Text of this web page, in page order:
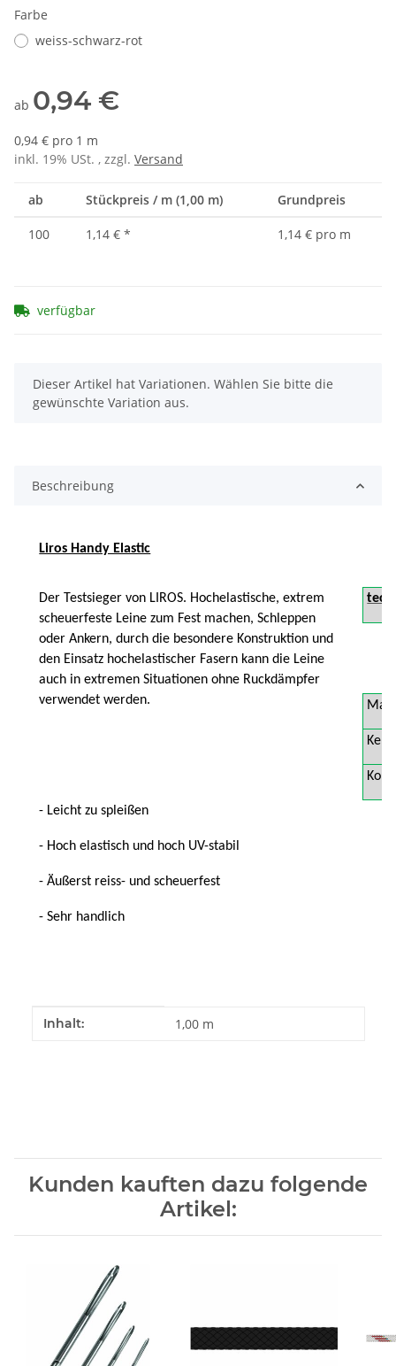
Farbe
weiss-schwarz-rot
ab 0,94 €
0,94 € pro 1 m
inkl. 19% USt. , zzgl. Versand
ab Stückpreis / m (1,00 m) Grundpreis
100 1,14 € * 1,14 € pro m
verfügbar
x
Dieser Artikel hat Variationen. Wählen Sie bitte die
gewünschte Variation aus.
Beschreibung
Liros Handy Elastic
Der Testsieger von LIROS. Hochelastische, extrem
scheuerfeste Leine zum Fest machen, Schleppen
oder Ankern, durch die besondere Konstruktion und
den Einsatz hochelastischer Fasern kann die Leine
auch in extremen Situationen ohne Ruckdämpfer
verwendet werden.
Kern
- Leicht zu spleißen
- Hoch elastisch und hoch UV-stabil
- Äußerst reiss- und scheuerfest
- Sehr handlich
Produkteigenschaft
Wert
Inhalt: 1,00 m
Kunden kauften dazu folgende
Artikel: